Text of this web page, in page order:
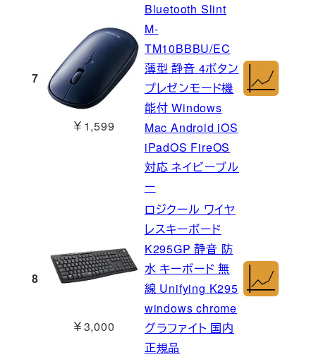
7
￥1,599
Bluetooth Slint
M-
TM10BBBU/EC
薄型 静音 4ボタン
プレゼンモード機
能付 Windows
Mac Android iOS
iPadOS FireOS
対応 ネイビーブル
ー
8
￥3,000
ロジクール ワイヤ
レスキーボード
K295GP 静音 防
水 キーボード 無
線 Unifying K295
windows chrome
グラファイト 国内
正規品